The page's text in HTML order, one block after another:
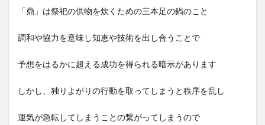
「鼎」は祭祀の供物を炊くための三本足の鍋のこと
調和や協力を意味し知恵や技術を出し合うことで
予想をはるかに超える成功を得られる暗示があります
しかし、独りよがりの行動を取ってしまうと秩序を乱し
運気が急転してしまうことの繋がってしまうので